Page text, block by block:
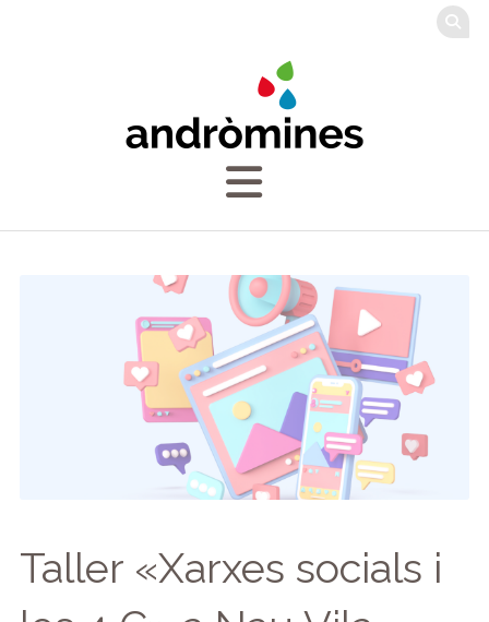
Taller «Xarxes socials i